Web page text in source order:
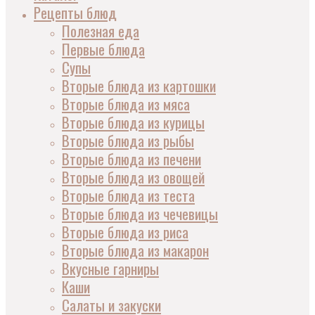
Рецепты блюд
Полезная еда
Первые блюда
Супы
Вторые блюда из картошки
Вторые блюда из мяса
Вторые блюда из курицы
Вторые блюда из рыбы
Вторые блюда из печени
Вторые блюда из овощей
Вторые блюда из теста
Вторые блюда из чечевицы
Вторые блюда из риса
Вторые блюда из макарон
Вкусные гарниры
Каши
Салаты и закуски